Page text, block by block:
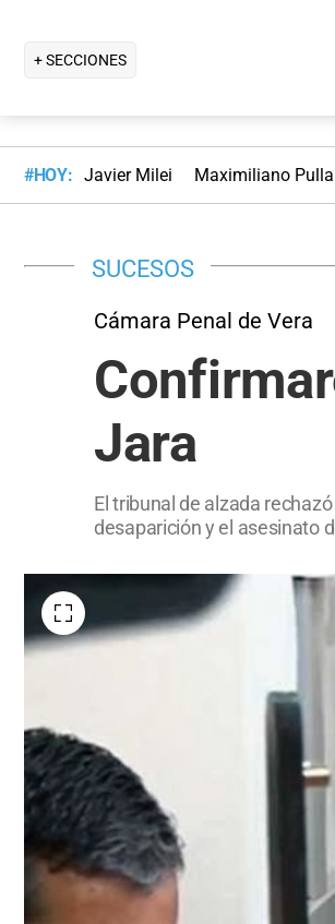
+ SECCIONES
#HOY: Javier Milei Maximiliano
SUCESOS
Cámara Penal de Vera
Jara
El tribunal de alzada
desaparición y el asesinato